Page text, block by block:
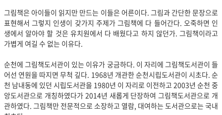
그림책은 아이들이 읽지만 만드는 이들은 어른이다. 그림과 간단한 문장으로
표현해서 그렇지 인생이 갖가지 주제가 그림책에 다 들어간다. 오죽하면 인
생에서 알아야 할 것은 유치원에서 다 배웠다고 하지 않던가. 그림책이라고
가볍게 여길 수 없는 이유다.
순천에 그림책도서관이 있는 이유가 궁금하다. 이 자리에 그림책도서관이 들
어선 연원을 따지면 무척 깊다. 1968년 개관한 순천시립도서관이 시초다. 순
천 남내동에 있던 시립도서관을 1980년 이 자리로 이전하고 2003년 순천 중
앙도서관으로 개칭하였다가 2014년 새롭게 단장하여 그림책도서관으로 개
관하였다. 그림책만 전문적으로 소장하고 열람, 대여하는 도서관으로는 국내